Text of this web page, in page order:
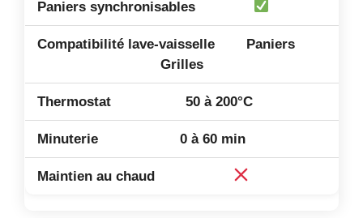
Paniers
Grilles
50 à 200°C
0 à 60 min